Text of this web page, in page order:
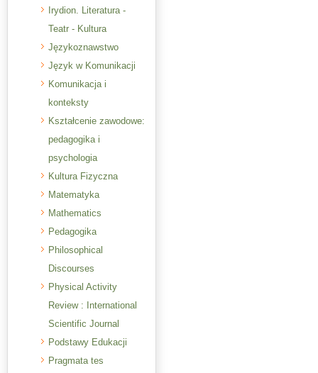
Irydion. Literatura -
Teatr - Kultura
Językoznawstwo
Język w Komunikacji
Komunikacja i
konteksty
Kształcenie zawodowe:
pedagogika i
psychologia
Kultura Fizyczna
Matematyka
Mathematics
Pedagogika
Philosophical
Discourses
Physical Activity
Review : International
Scientific Journal
Podstawy Edukacji
Pragmata tes